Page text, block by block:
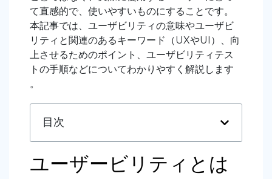
て直感的で、使いやすいものにすることです。
本記事では、ユーザビリティの意味やユーザビ
リティと関連のあるキーワード（UXやUI）、向
上させるためのポイント、ユーザビリティテス
トの手順などについてわかりやすく解説します
。
目次
ユーザービリティとは